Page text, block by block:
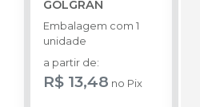
GOLGRAN
Embalagem com 1
unidade
a partir de:
R$ 13,48 no Pix